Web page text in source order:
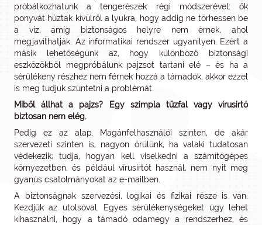
próbálkozhatunk a tengerészek régi módszerével: ők
ponyvát húztak kívülről a lyukra, hogy addig ne törhessen be
a víz, amíg biztonságos helyre nem érnek, ahol
megjavíthatják. Az informatikai rendszer ugyanilyen. Ezért a
másik lehetőségünk az, hogy különböző biztonsági
eszközökből megpróbálunk pajzsot tartani elé – és ha a
sérülékeny részhez nem férnek hozzá a támadók, akkor ezzel
is meg tudjuk szüntetni a problémát.
Miből állhat a pajzs? Egy szimpla tűzfal vagy vírusirtó
biztosan nem elég.
Pedig ez az alap. Magánfelhasználói szinten, de akár
szervezeti szinten is, nagyon örülünk, ha valaki tudatosan
védekezik; tudja, hogyan kell viselkedni a számítógépes
környezetben, és például vírusirtót használ, nem nyit meg
gyanús csatolmányokat az e-mailben.
A biztonságnak szervezési, logikai és fizikai része is van.
Kezdjük az utolsóval. Egyes sérülékenységeket úgy lehet
kihasználni, hogy a támadó odamegy a rendszerhez, és